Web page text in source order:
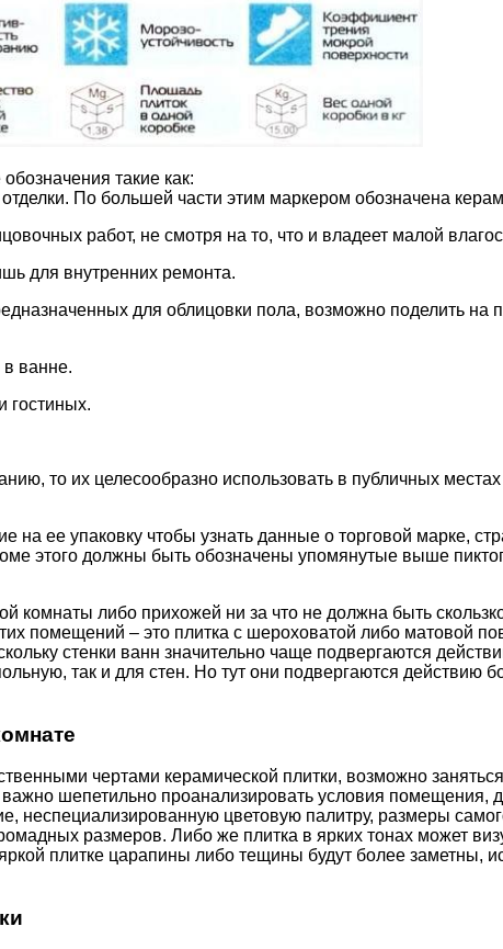
такие как:
По большей части этим маркером обозначена
работ, не смотря на то, что и владеет малой
для внутренних ремонта.
для облицовки пола, возможно поделить на
ванне.
гостиных.
то их целесообразно использовать в публичных
ее упаковку чтобы узнать данные о торговой марке,
этого должны быть обозначены упомянутые выше
комнаты либо прихожей ни за что не должна быть
помещений – это плитка с шероховатой либо матовой
стенки ванн значительно чаще подвергаются
так и для стен. Но тут они подвергаются действию
чертами керамической плитки, возможно
шепетильно проанализировать условия помещения,
неспециализированную цветовую палитру, размеры
размеров. Либо же плитка в ярких тонах может
плитке царапины либо тещины будут более заметны,